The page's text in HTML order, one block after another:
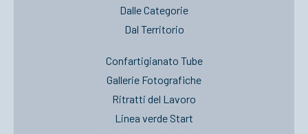
Dalle Categorie
Dal Territorio
Confartigianato Tube
Gallerie Fotografiche
Ritratti del Lavoro
Linea verde Start